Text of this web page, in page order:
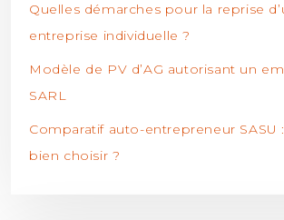
Quelles démarches pour la reprise
entreprise individuelle ?
Modèle de PV d’AG autorisant un
SARL
Comparatif auto-entrepreneur
bien choisir ?